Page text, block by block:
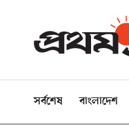
সর্বশেষ বাংলাদেশ